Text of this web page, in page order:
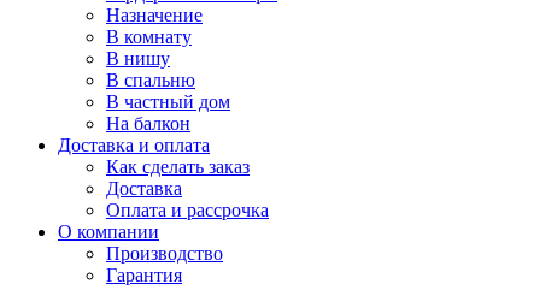
Назначение
В комнату
В нишу
В спальню
В частный дом
На балкон
Доставка и оплата
Как сделать заказ
Доставка
Оплата и рассрочка
О компании
Производство
Гарантия